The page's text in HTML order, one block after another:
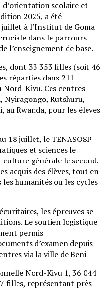
scolaire et
2025, a été
à l’Institut de Goma
dans le parcours
l’enseignement de base.
dont 33 353 filles (soit 46
réparties dans 211
Kivu. Ces centres
Nyiragongo, Rutshuru,
au Rwanda, pour les élèves
18 juillet, le TENASOSP
et sciences le
générale le second.
acquis des élèves, tout en
humanités ou les cycles
les épreuves se
Le soutien logistique
permis
d’examen depuis
via la ville de Beni.
Nord-Kivu 1, 36 044
filles, représentant près